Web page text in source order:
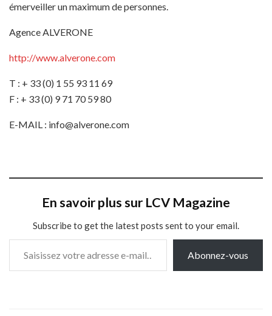
émerveiller un maximum de personnes.
Agence ALVERONE
http://www.alverone.com
T : + 33 (0) 1 55 93 11 69
F : + 33 (0) 9 71 70 59 80
E-MAIL : info@alverone.com
En savoir plus sur LCV Magazine
Subscribe to get the latest posts sent to your email.
Saisissez votre adresse e-mail…
Abonnez-vous